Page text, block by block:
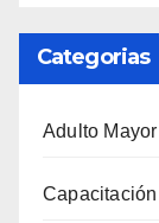
Categorias
Adulto Mayor
Capacitación